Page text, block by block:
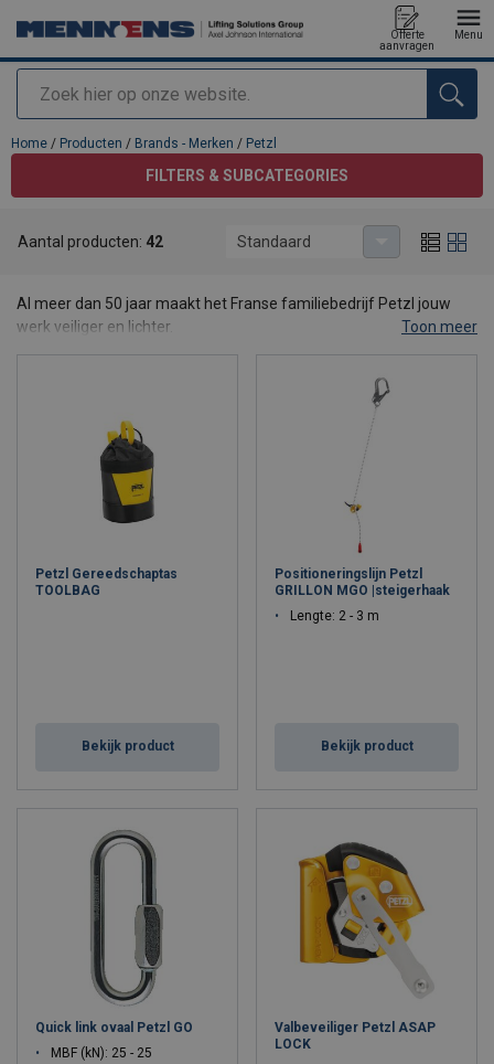
Zoeken
Offerte
aanvragen
Menu
toegevoegd aan uw offerte
Home / Producten / Brands - Merken / Petzl
FILTERS & SUBCATEGORIES
Petzl
Al meer dan 50 jaar maakt het Franse familiebedrijf Petzl jouw
werk veiliger en lichter.
Hun motto: access the inaccessible. Het ontoegankelijke
toegankelijk maken. Of je nu werkt op hoogte of in de diepte, de
tools die ze voor jou ontwikkelen zijn altijd efficient, betrouwbaar,
comfortabel en ergonomisch.
Toon meer
Aantal producten: 42 Standaard
Petzl Gereedschaptas
TOOLBAG
Bekijk product
Positioneringslijn Petzl
GRILLON MGO |steigerhaak
Lengte: 2 - 3 m
Bekijk product
Quick link ovaal Petzl GO
MBF (kN): 25 - 25
Valbeveiliger Petzl ASAP
LOCK